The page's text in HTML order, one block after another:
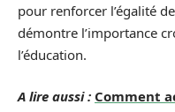
pour renforcer l’égalité
démontre l’importance
l’éducation.
A lire aussi : Comment